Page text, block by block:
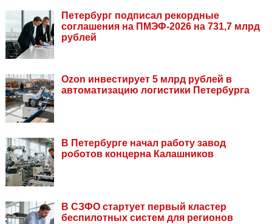
Петербург подписал рекордные
соглашения на ПМЭФ-2026 на 731,7 млрд
рублей
Ozon инвестирует 5 млрд рублей в
автоматизацию логистики Петербурга
В Петербурге начал работу завод
роботов концерна Калашников
В СЗФО стартует первый кластер
беспилотных систем для регионов